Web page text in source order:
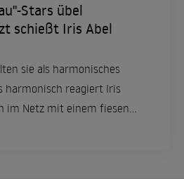
Stars übel
schießt Iris Abel
sie als harmonisches
harmonisch reagiert Iris
im Netz mit einem fiesen
sieht.